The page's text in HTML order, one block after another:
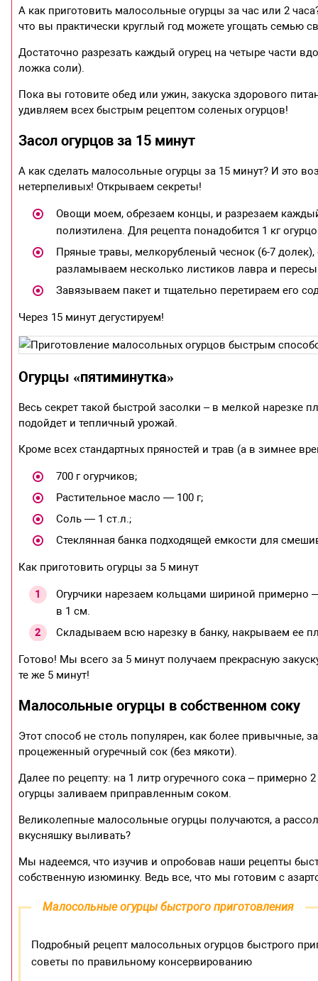
А как приготовить малосольные огурцы за час или 2
что вы практически круглый год можете угощать
Достаточно разрезать каждый огурец на четыре части
ложка соли).
Пока вы готовите обед или ужин, закуска здорового
удивляем всех быстрым рецептом соленых огурцов!
Засол огурцов за 15 минут
А как сделать малосольные огурцы за 15 минут? И это
нетерпеливых! Открываем секреты!
Овощи моем, обрезаем концы, и разрезаем
полиэтилена. Для рецепта понадобится 1 кг
Пряные травы, мелкорубленый чеснок (6-7
разламываем несколько листиков лавра и
Завязываем пакет и тщательно перетираем его
Через 15 минут дегустируем!
Огурцы «пятиминутка»
Весь секрет такой быстрой засолки – в мелкой нарезке
подойдет и тепличный урожай.
Кроме всех стандартных пряностей и трав (а в зимнее
700 г огурчиков;
Растительное масло — 100 г;
Соль — 1 ст.л.;
Стеклянная банка подходящей емкости для
Как приготовить огурцы за 5 минут
Огурчики нарезаем кольцами шириной примерно
в 1 см.
Складываем всю нарезку в банку, накрываем ее
Готово! Мы всего за 5 минут получаем прекрасную
те же 5 минут!
Малосольные огурцы в собственном соку
Этот способ не столь популярен, как более привычные,
процеженный огуречный сок (без мякоти).
Далее по рецепту: на 1 литр огуречного сока –
огурцы заливаем приправленным соком.
Великолепные малосольные огурцы получаются, а
вкусняшку выливать?
Мы надеемся, что изучив и опробовав наши рецепты
собственную изюминку. Ведь все, что мы готовим с
Малосольные огурцы быстрого приготовления
Подробный рецепт малосольных огурцов быстрого
советы по правильному консервированию